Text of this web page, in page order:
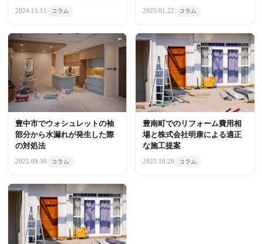
2024.11.11 コラム 2025.01.22 コラム
豊中市でウォシュレットの袖
部分から水漏れが発生した際
の対処法
2025.09.30 コラム
豊南町でのリフォーム費用相
場と株式会社明康による適正
な施工提案
2025.10.29 コラム